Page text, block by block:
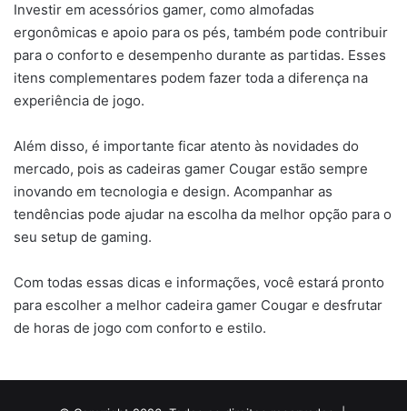
Investir em acessórios gamer, como almofadas
ergonômicas e apoio para os pés, também pode contribuir
para o conforto e desempenho durante as partidas. Esses
itens complementares podem fazer toda a diferença na
experiência de jogo.
Além disso, é importante ficar atento às novidades do
mercado, pois as cadeiras gamer Cougar estão sempre
inovando em tecnologia e design. Acompanhar as
tendências pode ajudar na escolha da melhor opção para o
seu setup de gaming.
Com todas essas dicas e informações, você estará pronto
para escolher a melhor cadeira gamer Cougar e desfrutar
de horas de jogo com conforto e estilo.